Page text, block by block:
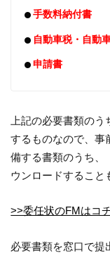
手数料納付書
自動車税・自動
申請書
上記の必要書類の
するものなので、事
備する書類のうち、
ウンロードすること
>>委任状のFMはコ
必要書類を窓口で提